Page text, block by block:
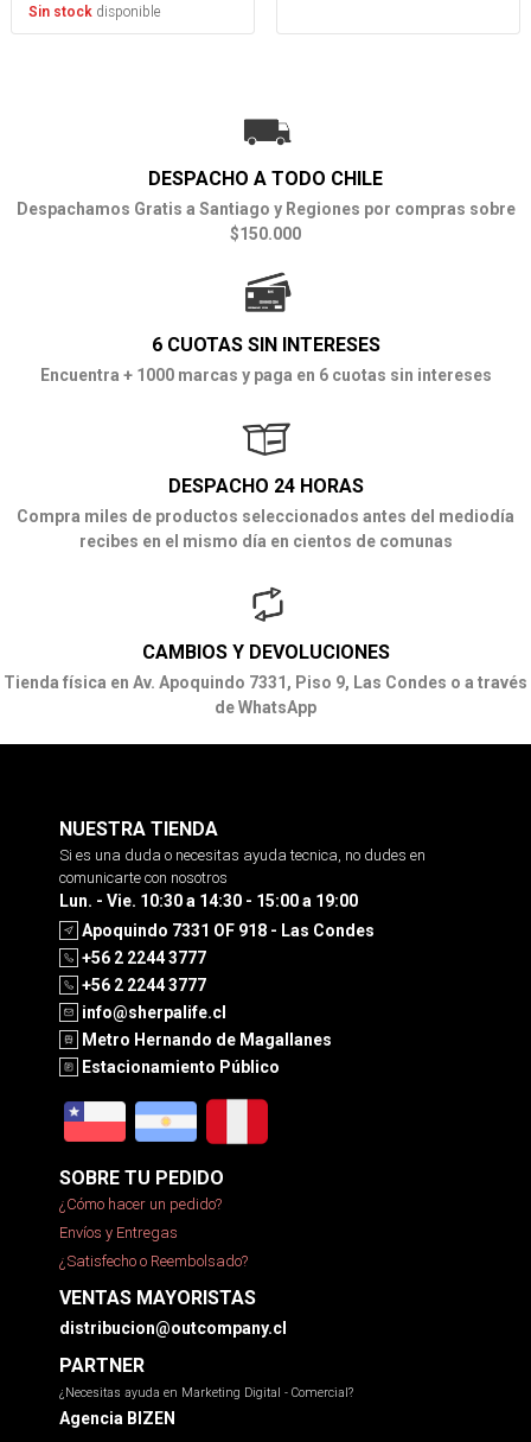
Sin stock disponible
DESPACHO A TODO CHILE
Despachamos Gratis a Santiago y Regiones por compras sobre
$150.000
6 CUOTAS SIN INTERESES
Encuentra + 1000 marcas y paga en 6 cuotas sin intereses
DESPACHO 24 HORAS
Compra miles de productos seleccionados antes del mediodía
recibes en el mismo día en cientos de comunas
CAMBIOS Y DEVOLUCIONES
Tienda física en Av. Apoquindo 7331, Piso 9, Las Condes o a través
de WhatsApp
NUESTRA TIENDA
Si es una duda o necesitas ayuda tecnica, no dudes en
comunicarte con nosotros
Lun. - Vie. 10:30 a 14:30 - 15:00 a 19:00
Apoquindo 7331 OF 918 - Las Condes
+56 2 2244 3777
+56 2 2244 3777
info@sherpalife.cl
Metro Hernando de Magallanes
Estacionamiento Público
SOBRE TU PEDIDO
¿Cómo hacer un pedido?
Envíos y Entregas
¿Satisfecho o Reembolsado?
VENTAS MAYORISTAS
distribucion@outcompany.cl
PARTNER
¿Necesitas ayuda en Marketing Digital - Comercial?
Agencia BIZEN